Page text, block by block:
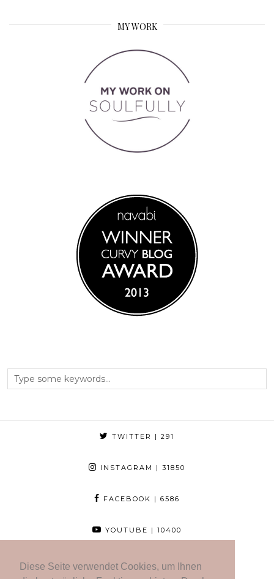
Diese Seite verwendet Cookies, um Ihnen
MY WORK
TWITTER | 291
INSTAGRAM | 31850
FACEBOOK | 6586
YOUTUBE | 10400
BLOGLOVIN | 952